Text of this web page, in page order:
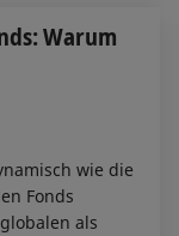
Warum
wie die
Fonds
als